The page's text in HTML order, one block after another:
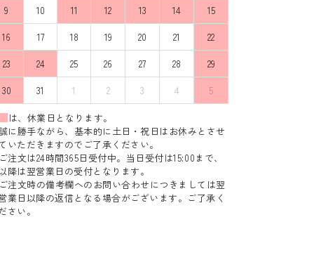
9
10 11 12 13 14
15
16
17 18 19 20 21
22
23
24 25 26 27 28
29
30
31 1 2 3 4 5
は、休業日となります。
に勝手ながら、基本的に土日・祝日はお休みとさせ
いただきますのでご了承ください。
注文は24時間365日受付中。当日受付は15:00まで、
降は翌営業日の受付となります。
注文時の備考欄へのお問い合わせにつきましては翌
業日以降の返信となる場合がございます。ご了承く
さい。